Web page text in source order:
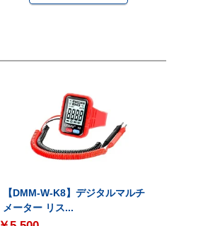
【DMM-W-K8】デジタルマルチ
メーター リス...